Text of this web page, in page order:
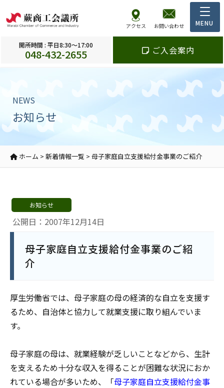
アクセス お問い合わせ
開所時間 : 平日8:30～17:00
048-432-2655 ご入会案内
NEWS
お知らせ
ホーム > 新着情報一覧 > 母子家庭自立支援給付金事業のご紹介
公開日：2007年12月14日
お知らせ
母子家庭自立支援給付金事業のご紹
介
厚生労働省では、母子家庭の母の経済的な自立を支援す
るため、自治体と協力して就業支援に取り組んでいま
す。
母子家庭の母は、就業経験が乏しいことなどから、生計
を支えるため十分な収入を得ることが困難な状況におか
れている場合が多いため、「母子家庭自立支援給付金事